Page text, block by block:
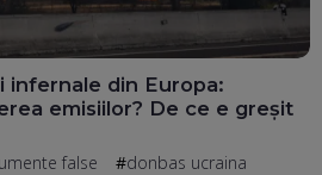
infernale din Europa:
emisiilor? De ce e greșit
false
donbas ucraina